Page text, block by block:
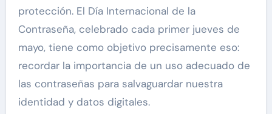
protección. El Día Internacional de la
Contraseña, celebrado cada primer jueves de
mayo, tiene como objetivo precisamente eso:
recordar la importancia de un uso adecuado de
las contraseñas para salvaguardar nuestra
identidad y datos digitales.